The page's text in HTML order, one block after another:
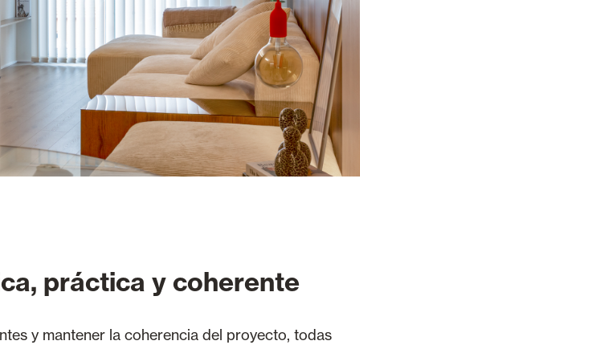
práctica y coherente
y mantener la coherencia del proyecto, todas